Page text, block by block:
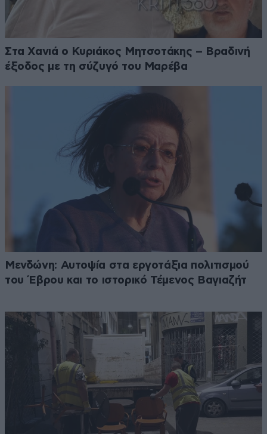
Στα Χανιά ο Κυριάκος Μητσοτάκης – Βραδινή
έξοδος με τη σύζυγό του Μαρέβα
Μενδώνη: Αυτοψία στα εργοτάξια πολιτισμού
του Έβρου και το ιστορικό Τέμενος Βαγιαζήτ